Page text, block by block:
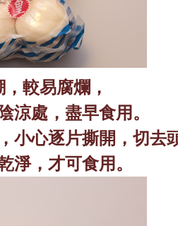
較易腐爛，
涼處，盡早食用。
小心逐片撕開，切去
淨，才可食用。